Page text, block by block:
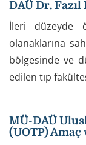
DAÜ Dr.
İleri düzeyde
olanaklarına
bölgesinde ve
edilen tıp
MÜ-DAÜ
(UOTP)